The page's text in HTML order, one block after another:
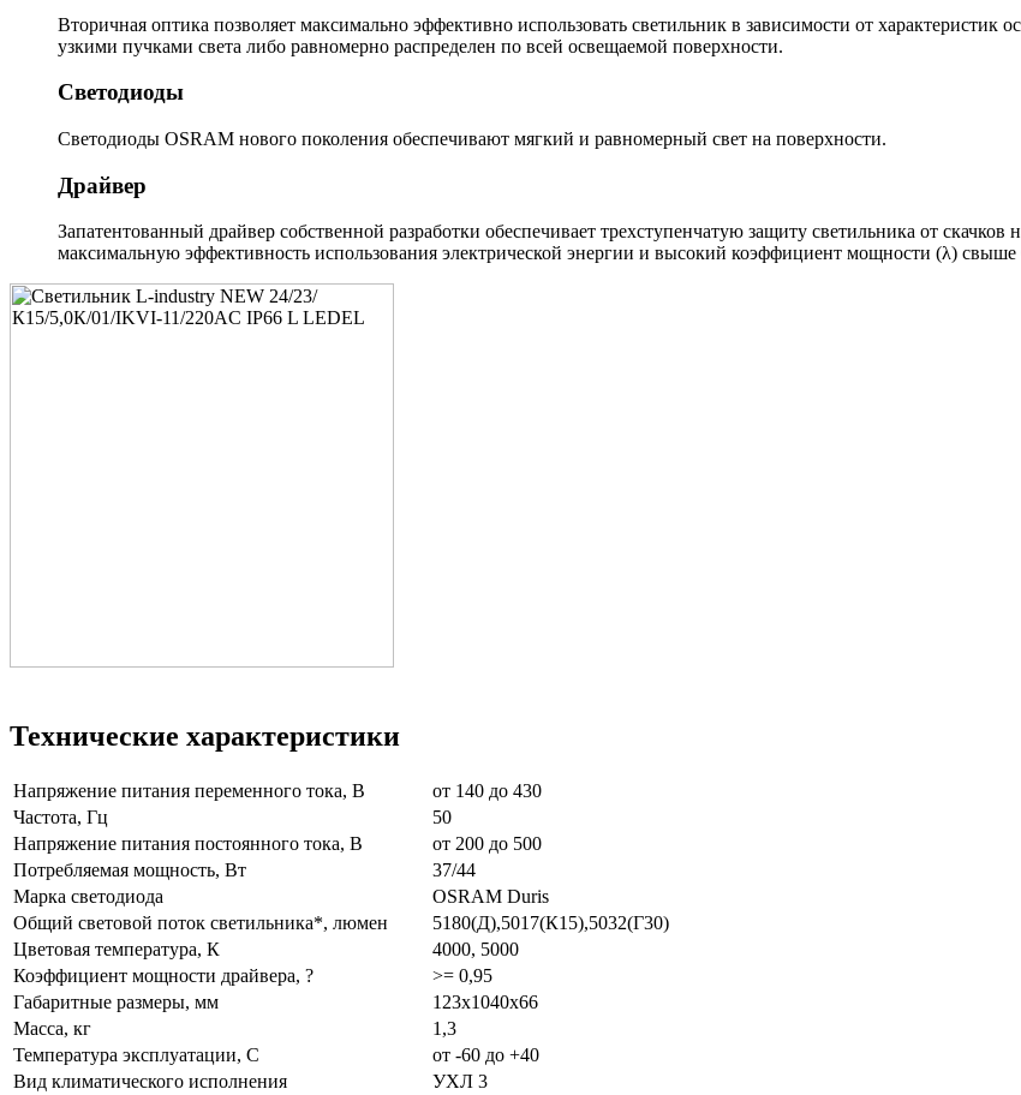
Вторичная оптика позволяет максимально эффективно использовать светильник в зависимости от
узкими пучками света либо равномерно распределен по всей освещаемой поверхности.
Светодиоды
Светодиоды OSRAM нового поколения обеспечивают мягкий и равномерный свет на поверхности.
Драйвер
Запатентованный драйвер собственной разработки обеспечивает трехступенчатую защиту светильника от
максимальную эффективность использования электрической энергии и высокий коэффициент мощности (λ) свыше
Технические характеристики
Напряжение питания переменного тока, В
от 140 до 430
Частота, Гц
50
Напряжение питания постоянного тока, В
от 200 до 500
Потребляемая мощность, Вт
37/44
Марка светодиода
OSRAM Duris
Общий световой поток светильника*, люмен
5180(Д),5017(К15),5032(Г30)
Цветовая температура, К
4000, 5000
Коэффициент мощности драйвера, ?
>= 0,95
Габаритные размеры, мм
123х1040х66
Масса, кг
1,3
Температура эксплуатации, С
от -60 до +40
Вид климатического исполнения
УХЛ 3